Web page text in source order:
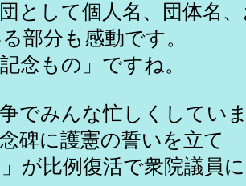
として個人名、団体名
部分も感動です。
念もの」ですね。
でみんな忙しくしてい
碑に護憲の誓いを立て
が比例復活で衆院議員